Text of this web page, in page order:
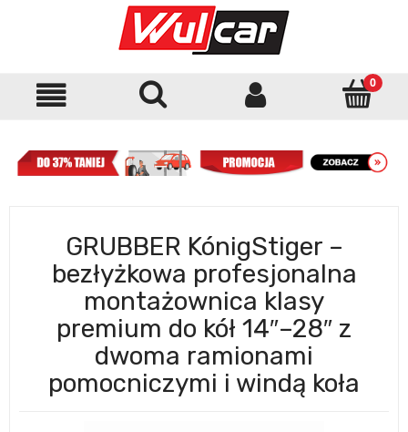
GRUBBER KónigStiger –
bezłyżkowa profesjonalna
montażownica klasy
premium do kół 14″–28″ z
dwoma ramionami
pomocniczymi i windą koła